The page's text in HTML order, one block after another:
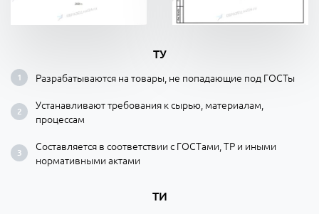
ТУ
Разрабатываются на товары, не попадающие под ГОСТы
Устанавливают требования к сырью, материалам,
процессам
Составляется в соответствии с ГОСТами, ТР и иными
нормативными актами
ТИ